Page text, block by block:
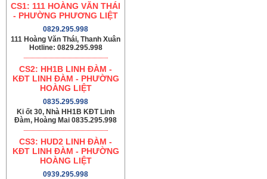
CS1: 111 HOÀNG VĂN THÁI
- PHƯỜNG PHƯƠNG LIỆT
0829.295.998
111 Hoàng Văn Thái, Thanh Xuân
Hotline: 0829.295.998
CS2: HH1B LINH ĐÀM -
KĐT LINH ĐÀM - PHƯỜNG
HOÀNG LIỆT
0835.295.998
Ki ốt 30, Nhà HH1B KĐT Linh
Đàm, Hoàng Mai 0835.295.998
CS3: HUD2 LINH ĐÀM -
KĐT LINH ĐÀM - PHƯỜNG
HOÀNG LIỆT
0939.295.998